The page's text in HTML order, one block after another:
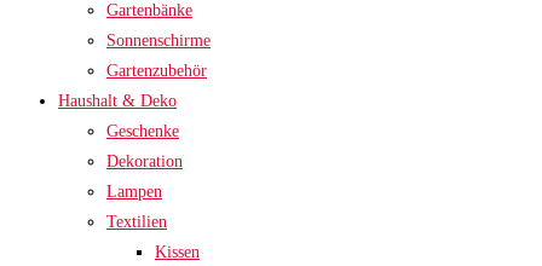
Gartenbänke
Sonnenschirme
Gartenzubehör
Haushalt & Deko
Geschenke
Dekoration
Lampen
Textilien
Kissen